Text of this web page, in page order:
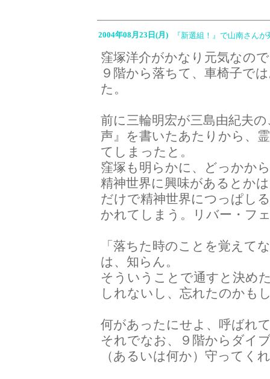
2004年08月23日(月) 『新選組！』で山南さん
窪塚洋介がかなり元気なの
９階から落ちて、車椅子で
た。
前に三輪明宏が三島由紀夫
声』を書いたあたりから、
てしまったと。
窪塚も明らかに、どっかか
精神世界に興味があるとか
だけで精神世界につっぱし
かれてしまう。リバー・フ
「落ちた時のことを覚えて
は、知らん。
そういうことで通すと決め
しれないし、忘れたのかも
何があったにせよ、呼ばれ
それでなお、９階からダイ
（あるいは何か）守ってく